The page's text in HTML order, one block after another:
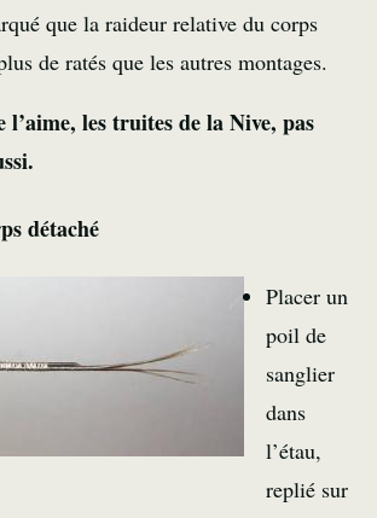
que la raideur relative du corps
de ratés que les autres montages.
l’aime, les truites de la Nive, pas
détaché
Placer un
poil de
sanglier
dans
l’étau,
replié sur